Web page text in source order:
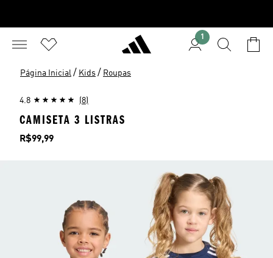
1
Página Inicial / Kids / Roupas
4.8 (8)
CAMISETA 3 LISTRAS
Preço
R$99,99